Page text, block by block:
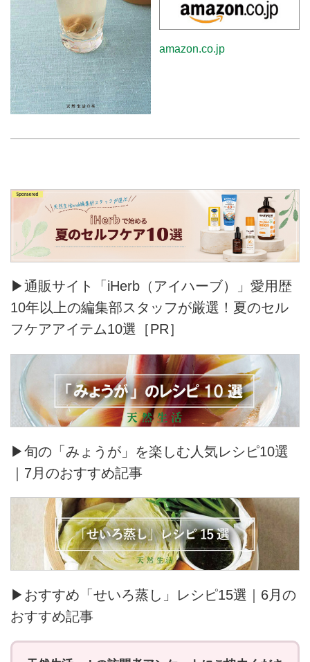
amazon.co.jp
▶通販サイト「iHerb（アイハーブ）」愛用歴
10年以上の編集部スタッフが厳選！夏のセル
フケアアイテム10選［PR］
▶旬の「みょうが」を楽しむ人気レシピ10選
｜7月のおすすめ記事
▶おすすめ「せいろ蒸し」レシピ15選｜6月の
おすすめ記事